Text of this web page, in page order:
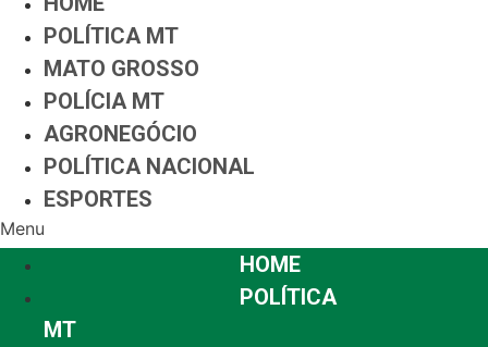
POLÍTICA MT
MATO GROSSO
POLÍCIA MT
AGRONEGÓCIO
POLÍTICA NACIONAL
ESPORTES
Menu
HOME
POLÍTICA
MT